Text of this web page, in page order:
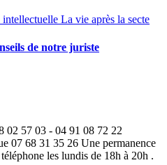
intellectuelle La vie après la secte
de notre juriste
02 57 03 - 04 91 08 72 22
07 68 31 35 26 Une permanence
les lundis de 18h à 20h .